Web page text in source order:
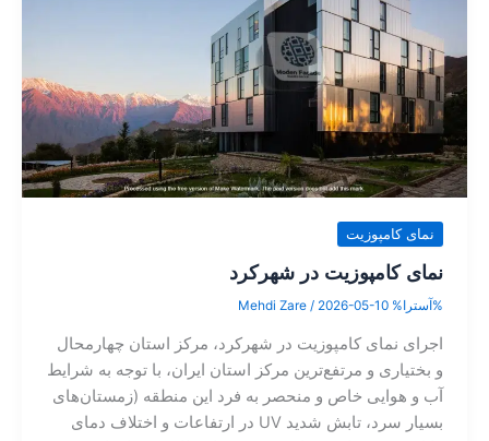
نمای کامپوزیت
نمای کامپوزیت در شهرکرد
%آسترا% Mehdi Zare/ 2026-05-10
اجرای نمای کامپوزیت در شهرکرد، مرکز استان چهارمحال
و بختیاری و مرتفع‌ترین مرکز استان ایران، با توجه به شرایط
آب و هوایی خاص و منحصر به فرد این منطقه (زمستان‌های
بسیار سرد، تابش شدید UV در ارتفاعات و اختلاف دمای